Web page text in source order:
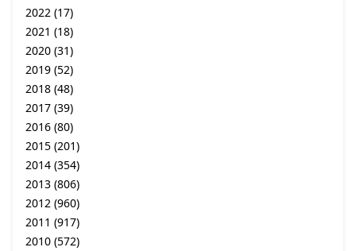
2022 (17)
2021 (18)
2020 (31)
2019 (52)
2018 (48)
2017 (39)
2016 (80)
2015 (201)
2014 (354)
2013 (806)
2012 (960)
2011 (917)
2010 (572)